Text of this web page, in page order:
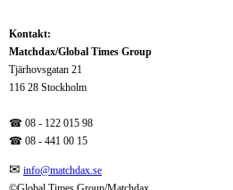
Kontakt:
Matchdax/Global Times Group
Tjärhovsgatan 21
116 28 Stockholm
☎ 08 - 122 015 98
☎ 08 - 441 00 15
✉ info@matchdax.se